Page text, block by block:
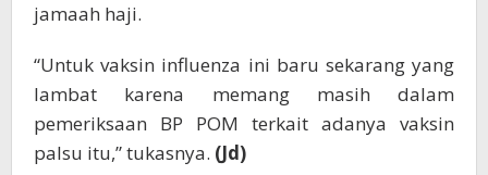
jamaah haji.
“Untuk vaksin influenza ini baru sekarang yang
lambat karena memang masih dalam
pemeriksaan BP POM terkait adanya vaksin
palsu itu,” tukasnya. (Jd)